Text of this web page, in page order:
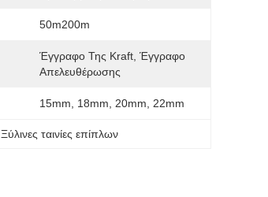
50m200m
Έγγραφο Της Kraft, Έγγραφο
Απελευθέρωσης
15mm, 18mm, 20mm, 22mm
, Ξύλινες ταινίες επίπλων